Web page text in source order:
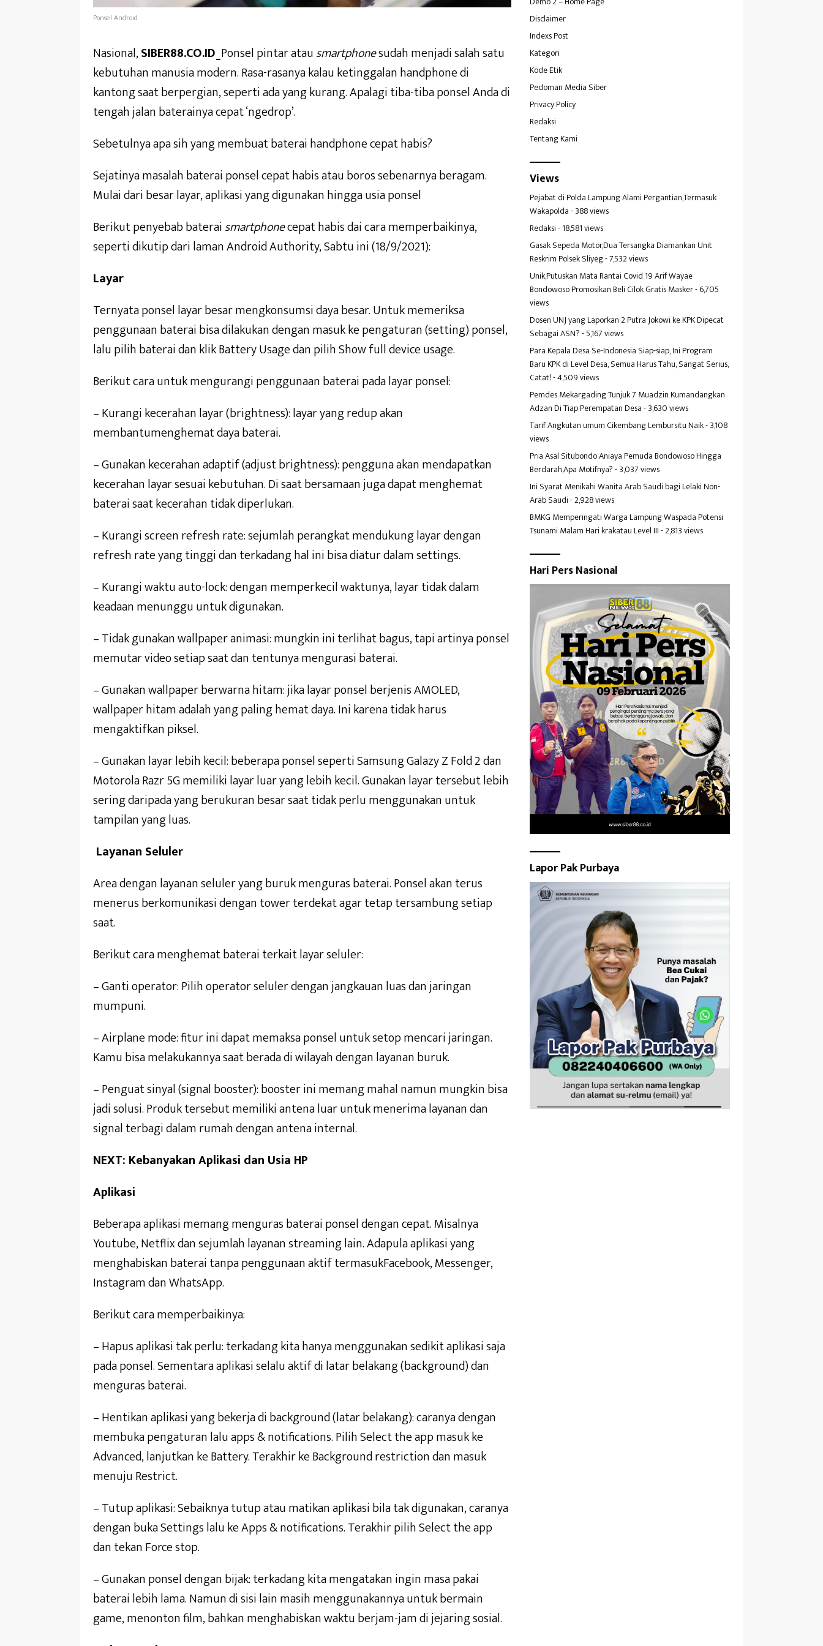
Ponsel Android
Nasional,SIBER88.CO.ID_ Ponsel pintar atausmartphonesudah menjadi salah satu
kebutuhan manusia modern. Rasa-rasanya kalau ketinggalan handphone di
kantong saat berpergian, seperti ada yang kurang. Apalagi tiba-tiba ponsel Anda di
tengah jalan baterainya cepat ‘ngedrop’.
Sebetulnya apa sih yang membuat baterai handphone cepat habis?
Sejatinya masalah baterai ponsel cepat habis atau boros sebenarnya beragam.
Mulai dari besar layar, aplikasi yang digunakan hingga usia ponsel
Berikut penyebab bateraismartphonecepat habis dai cara memperbaikinya,
seperti dikutip dari laman Android Authority, Sabtu ini (18/9/2021):
Layar
Ternyata ponsel layar besar mengkonsumsi daya besar. Untuk memeriksa
penggunaan baterai bisa dilakukan dengan masuk ke pengaturan (setting) ponsel,
lalu pilih baterai dan klik Battery Usage dan pilih Show full device usage.
Berikut cara untuk mengurangi penggunaan baterai pada layar ponsel:
– Kurangi kecerahan layar (brightness): layar yang redup akan
membantumenghemat daya baterai.
– Gunakan kecerahan adaptif (adjust brightness): pengguna akan mendapatkan
kecerahan layar sesuai kebutuhan. Di saat bersamaan juga dapat menghemat
baterai saat kecerahan tidak diperlukan.
– Kurangi screen refresh rate: sejumlah perangkat mendukung layar dengan
refresh rate yang tinggi dan terkadang hal ini bisa diatur dalam settings.
– Kurangi waktu auto-lock: dengan memperkecil waktunya, layar tidak dalam
keadaan menunggu untuk digunakan.
– Tidak gunakan wallpaper animasi: mungkin ini terlihat bagus, tapi artinya ponsel
memutar video setiap saat dan tentunya mengurasi baterai.
– Gunakan wallpaper berwarna hitam: jika layar ponsel berjenis AMOLED,
wallpaper hitam adalah yang paling hemat daya. Ini karena tidak harus
mengaktifkan piksel.
– Gunakan layar lebih kecil: beberapa ponsel seperti Samsung Galazy Z Fold 2 dan
Motorola Razr 5G memiliki layar luar yang lebih kecil. Gunakan layar tersebut lebih
sering daripada yang berukuran besar saat tidak perlu menggunakan untuk
tampilan yang luas.
Layanan Seluler
Area dengan layanan seluler yang buruk menguras baterai. Ponsel akan terus
menerus berkomunikasi dengan tower terdekat agar tetap tersambung setiap
saat.
Berikut cara menghemat baterai terkait layar seluler:
– Ganti operator: Pilih operator seluler dengan jangkauan luas dan jaringan
mumpuni.
– Airplane mode: fitur ini dapat memaksa ponsel untuk setop mencari jaringan.
Kamu bisa melakukannya saat berada di wilayah dengan layanan buruk.
– Penguat sinyal (signal booster): booster ini memang mahal namun mungkin bisa
jadi solusi. Produk tersebut memiliki antena luar untuk menerima layanan dan
signal terbagi dalam rumah dengan antena internal.
NEXT: Kebanyakan Aplikasi dan Usia HP
Aplikasi
Beberapa aplikasi memang menguras baterai ponsel dengan cepat. Misalnya
Youtube, Netflix dan sejumlah layanan streaming lain. Adapula aplikasi yang
menghabiskan baterai tanpa penggunaan aktif termasukFacebook, Messenger,
Instagram dan WhatsApp.
Berikut cara memperbaikinya:
– Hapus aplikasi tak perlu: terkadang kita hanya menggunakan sedikit aplikasi saja
pada ponsel. Sementara aplikasi selalu aktif di latar belakang (background) dan
menguras baterai.
– Hentikan aplikasi yang bekerja di background (latar belakang): caranya dengan
membuka pengaturan lalu apps & notifications. Pilih Select the app masuk ke
Advanced, lanjutkan ke Battery. Terakhir ke Background restriction dan masuk
menuju Restrict.
– Tutup aplikasi: Sebaiknya tutup atau matikan aplikasi bila tak digunakan, caranya
dengan buka Settings lalu ke Apps & notifications. Terakhir pilih Select the app
dan tekan Force stop.
– Gunakan ponsel dengan bijak: terkadang kita mengatakan ingin masa pakai
baterai lebih lama. Namun di sisi lain masih menggunakannya untuk bermain
game, menonton film, bahkan menghabiskan waktu berjam-jam di jejaring sosial.
Disclaimer
Indexs Post
Kategori
Kode Etik
Pedoman Media Siber
Privacy Policy
Redaksi
Tentang Kami
Views
Pejabat di Polda Lampung Alami Pergantian,Termasuk
Wakapolda- 388 views
Redaksi- 18,581 views
Gasak Sepeda Motor,Dua Tersangka Diamankan Unit
Reskrim Polsek Sliyeg- 7,532 views
Unik,Putuskan Mata Rantai Covid 19 Arif Wayae
Bondowoso Promosikan Beli Cilok Gratis Masker- 6,705
views
Dosen UNJ yang Laporkan 2 Putra Jokowi ke KPK Dipecat
Sebagai ASN?- 5,167 views
Para Kepala Desa Se-Indonesia Siap-siap, Ini Program
Baru KPK di Level Desa, Semua Harus Tahu, Sangat Serius,
Catat!- 4,509 views
Pemdes Mekargading Tunjuk 7 Muadzin Kumandangkan
Adzan Di Tiap Perempatan Desa- 3,630 views
Tarif Angkutan umum Cikembang Lembursitu Naik- 3,108
views
Pria Asal Situbondo Aniaya Pemuda Bondowoso Hingga
Berdarah,Apa Motifnya?- 3,037 views
Ini Syarat Menikahi Wanita Arab Saudi bagi Lelaki Non-
Arab Saudi- 2,928 views
BMKG Memperingati Warga Lampung Waspada Potensi
Tsunami Malam Hari krakatau Level III- 2,813 views
Hari Pers Nasional
Lapor Pak Purbaya